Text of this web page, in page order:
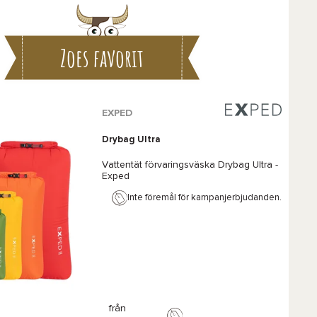
Zoes favorit
EXPED
Drybag Ultra
Vattentät förvaringsväska Drybag Ultra -
Exped
Inte föremål för kampanjerbjudanden.
från